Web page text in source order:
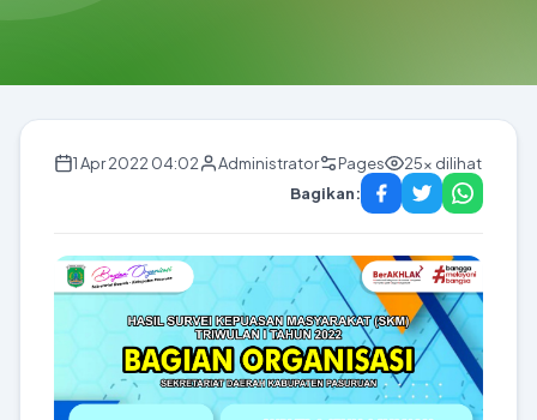
1 Apr 2022 04:02 Administrator Pages
25x dilihat
Bagikan: